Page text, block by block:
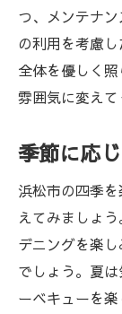
つ、メンテナ
の利用を考慮
全体を優しく
雰囲気に変えて
季節に応
浜松市の四季
えてみましょ
デニングを楽
でしょう。夏
ーベキューを